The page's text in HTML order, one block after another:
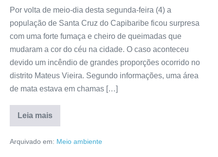
Por volta de meio-dia desta segunda-feira (4) a
população de Santa Cruz do Capibaribe ficou surpresa
com uma forte fumaça e cheiro de queimadas que
mudaram a cor do céu na cidade. O caso aconteceu
devido um incêndio de grandes proporções ocorrido no
distrito Mateus Vieira. Segundo informações, uma área
de mata estava em chamas […]
Leia mais
Arquivado em: Meio ambiente